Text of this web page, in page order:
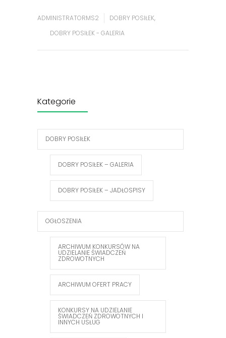
ADMINISTRATORMS2 DOBRY POSIŁEK,
DOBRY POSIŁEK - GALERIA
Kategorie
DOBRY POSIŁEK
DOBRY POSIŁEK – GALERIA
DOBRY POSIŁEK – JADŁOSPISY
OGŁOSZENIA
ARCHIWUM KONKURSÓW NA
UDZIELANIE ŚWIADCZEŃ
ZDROWOTNYCH
ARCHIWUM OFERT PRACY
KONKURSY NA UDZIELANIE
ŚWIADCZEŃ ZDROWOTNYCH I
INNYCH USŁUG